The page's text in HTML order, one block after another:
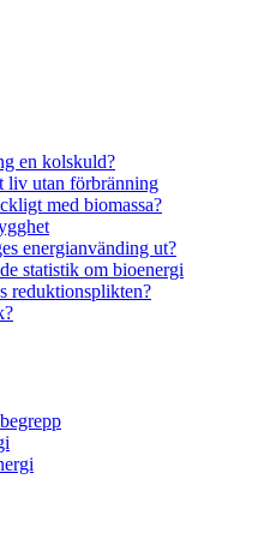
en kolskuld?
liv utan förbränning
med biomassa?
energianvänding ut?
statistik om bioenergi
reduktionsplikten?